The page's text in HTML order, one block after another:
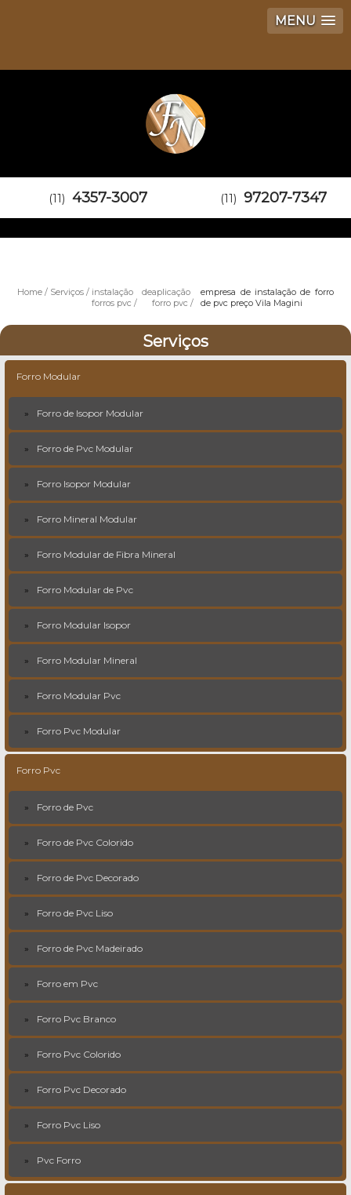
MENU
(11) 4357-3007 (11) 97207-7347
Home Serviços
instalação de
forros pvc
aplicação
forro pvc
empresa de instalação de forro
de pvc preço Vila Magini
Serviços
Forro Modular
Forro de Isopor Modular
Forro de Pvc Modular
Forro Isopor Modular
Forro Mineral Modular
Forro Modular de Fibra Mineral
Forro Modular de Pvc
Forro Modular Isopor
Forro Modular Mineral
Forro Modular Pvc
Forro Pvc Modular
Forro Pvc
Forro de Pvc
Forro de Pvc Colorido
Forro de Pvc Decorado
Forro de Pvc Liso
Forro de Pvc Madeirado
Forro em Pvc
Forro Pvc Branco
Forro Pvc Colorido
Forro Pvc Decorado
Forro Pvc Liso
Pvc Forro